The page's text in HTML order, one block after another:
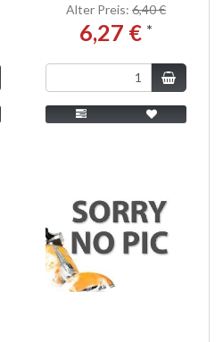
Alter Preis: 6,40 €
6,27 € *